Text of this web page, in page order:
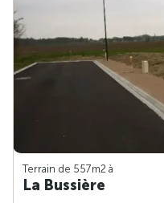
Terrain de 557m2 à
La Bussière